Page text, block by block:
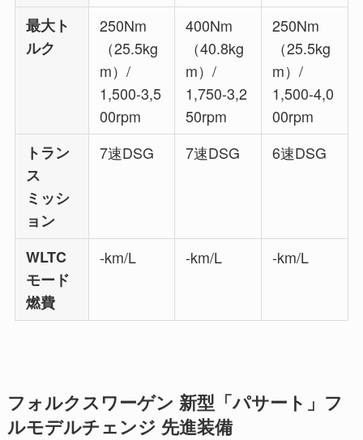
最大ト
ルク
250Nm
（25.5kg
m）/
1,500-3,5
00rpm
400Nm
（40.8kg
m）/
1,750-3,2
50rpm
250Nm
（25.5kg
m）/
1,500-4,0
00rpm
トラン
ス
ミッシ
ョン
7速DSG 7速DSG 6速DSG
WLTC
モード
燃費
-km/L -km/L -km/L
フォルクスワーゲン 新型「パサート」フ
ルモデルチェンジ 先進装備